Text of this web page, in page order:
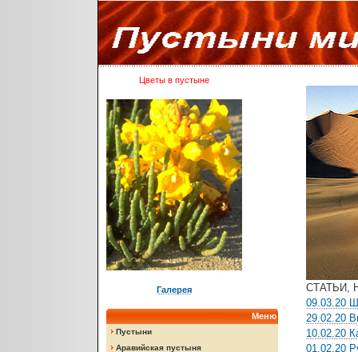
Цветы в пустыне
Галерея
Меню
Пустыни
Аравийская пустыня
СТАТЬИ,
09.03.20
29.02.20
10.02.20
01.02.20